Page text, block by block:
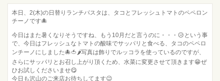
本日、2(木)の日替りランチパスタは、タコとフレッシュトマトのペペロン
チーノです🐙
今日はまた暑くなりそうですね、もう10月だと言うのに・・・😥という事
で、今日はフレッシュなトマトの酸味でサッパリと食べる、タコのペペロ
ンチーノにしました🐙🍅🌶️写真は飾りでルッコラを使っているのですが、
さらにサッパリとお召し上がり頂くため、水菜に変更させて頂きます😁ぜ
ひお試しくださいませ😋
今日も沢山のご来店お待ちしてます😉